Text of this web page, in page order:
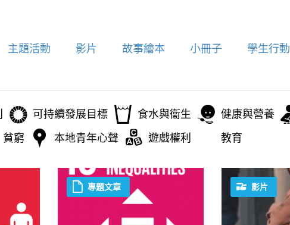
主題活動 影片 故事繪本 小冊子 學生行動
可持續發展目標 食水與衞生 健康與營養
貧窮 本地青年心聲 遊戲權利 教育
專題文章 影片